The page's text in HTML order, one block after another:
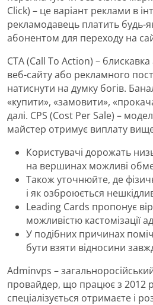
Click) – це варіант реклами в
рекламодавець платить будь-
абонентом для переходу на
CTA (Call To Action) – блискавка
веб-сайту або рекламного
натиснути на думку богів.
«купити», «замовити»,
далі. CPS (Cost Per Sale) –
майстер отримує виплату
Користувачі дорожать
на вершинах можливі
Також уточнюйте, де
і як озброюється
Leading Cards пропонує
можливістю кастомізації
У подібних причинах
бути взяти відносини
Adminvps –
провайдер, що працює з 2012
спеціалізується отримаєте і